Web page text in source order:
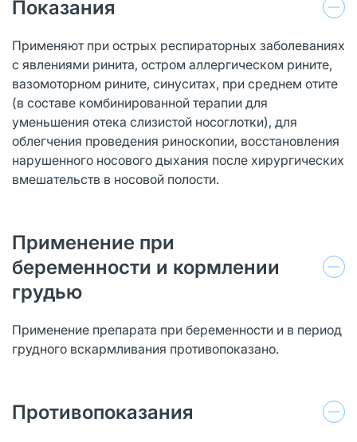
Показания
Применяют при острых респираторных заболеваниях
с явлениями ринита, остром аллергическом рините,
вазомоторном рините, синуситах, при среднем отите
(в составе комбинированной терапии для
уменьшения отека слизистой носоглотки), для
облегчения проведения риноскопии, восстановления
нарушенного носового дыхания после хирургических
вмешательств в носовой полости.
Применение при
беременности и кормлении
грудью
Применение препарата при беременности и в период
грудного вскармливания противопоказано.
Противопоказания